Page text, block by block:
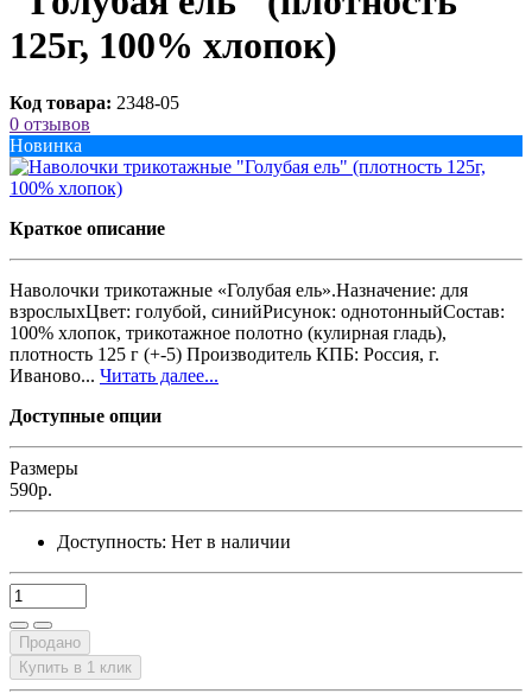
125г, 100% хлопок)
Код товара: 2348-05
0 отзывов
Новинка
Краткое описание
Наволочки трикотажные «Голубая ель».Назначение: для
взрослыхЦвет: голубой, синийРисунок: однотонныйСостав:
100% хлопок, трикотажное полотно (кулирная гладь),
плотность 125 г (+-5) Производитель КПБ: Россия, г.
Иваново... Читать далее...
Доступные опции
Размеры
590р.
Доступность: Нет в наличии
Продано
Купить в 1 клик